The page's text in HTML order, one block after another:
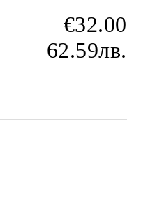
€32.00
62.59лв.